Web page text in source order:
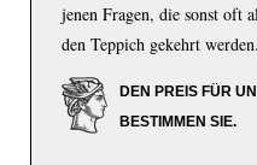
jenen Fragen, die sonst oft
den Teppich gekehrt werden.
DEN PREIS FÜR
BESTIMMEN SIE.